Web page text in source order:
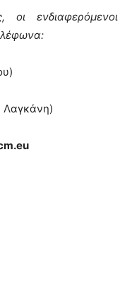
οι ενδιαφερόμενοι
Λαγκάνη)